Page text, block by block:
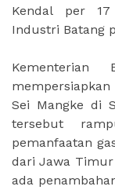
Kendal per 17
Industri Batang
Sei Mangke di
tersebut
pemanfaatan
dari Jawa Timur
ada